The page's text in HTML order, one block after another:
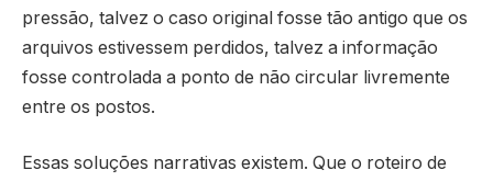
pressão, talvez o caso original fosse tão antigo que os
arquivos estivessem perdidos, talvez a informação
fosse controlada a ponto de não circular livremente
entre os postos.
Essas soluções narrativas existem. Que o roteiro de